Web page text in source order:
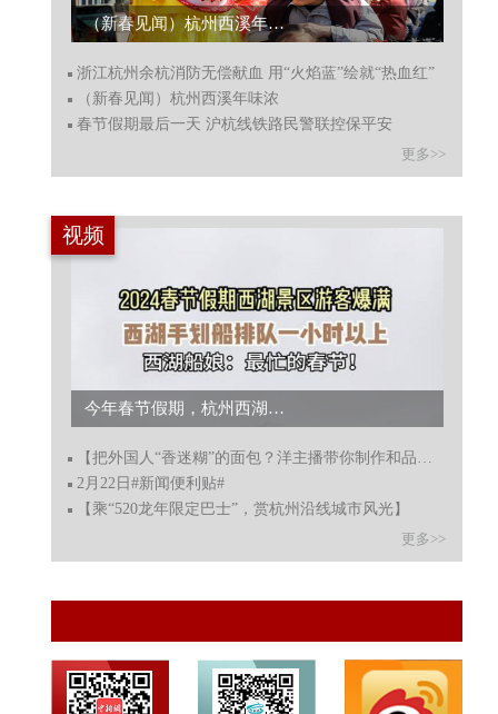
浙江杭州余杭消防无偿献血 用“火焰蓝”绘就“热血红”...
浙江杭州余杭消防无偿献血 用“火焰蓝”绘就“热血红”
（新春见闻）杭州西溪年味浓
春节假期最后一天 沪杭线铁路民警联控保平安
更多>>
视频
【把外国人“香迷糊”的面包？洋主播带你制作和品尝缙云烧饼！】...
【把外国人“香迷糊”的面包？洋主播带你制作和品尝缙云
2月22日#新闻便利贴#
【乘“520龙年限定巴士”，赏杭州沿线城市风光】
更多>>